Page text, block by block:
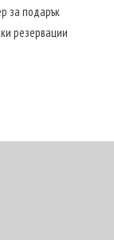
за подарък
резервации